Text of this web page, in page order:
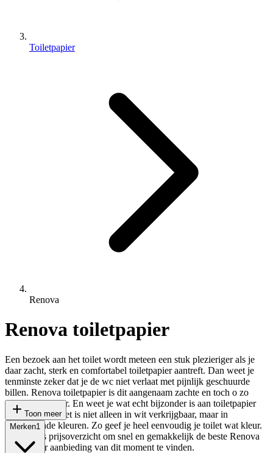
Toiletpapier
Renova
Renova toiletpapier
Een bezoek aan het toilet wordt meteen een stuk plezieriger als je
daar zacht, sterk en comfortabel toiletpapier aantreft. Dan weet je
tenminste zeker dat je de wc niet verlaat met pijnlijk geschuurde
billen. Renova toiletpapier is dit aangenaam zachte en toch o zo
sterke wc-papier. En weet je wat echt bijzonder is aan toiletpapier
van Renova? Het is niet alleen in wit verkrijgbaar, maar in
verschillende kleuren. Zo geef je heel eenvoudig je toilet wat kleur.
Bekijk ons prijsoverzicht om snel en gemakkelijk de beste Renova
toiletpapier aanbieding van dit moment te vinden.
Toon meer
Merken1